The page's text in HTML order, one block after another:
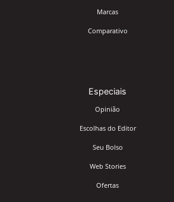
Marcas
Comparativo
Especiais
Opinião
Escolhas do Editor
Seu Bolso
Web Stories
Ofertas